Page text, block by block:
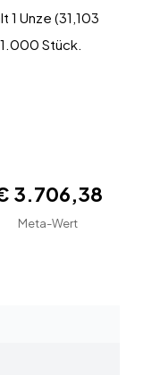
1 Unze (31,103
Stück.
3.706,38
Meta-Wert